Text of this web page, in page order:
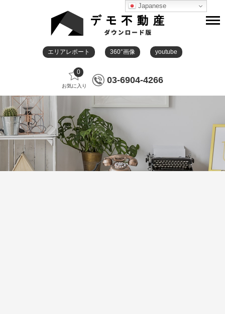
エリアレポート 360°画像 youtube
0
お気に入り
03-6904-4266
Japanese